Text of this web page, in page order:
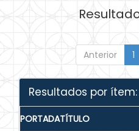
Anterior 1
Resultados por ítem:
PORTADATÍTULO